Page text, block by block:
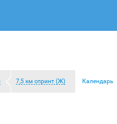
7,5 км спринт (Ж) Календарь